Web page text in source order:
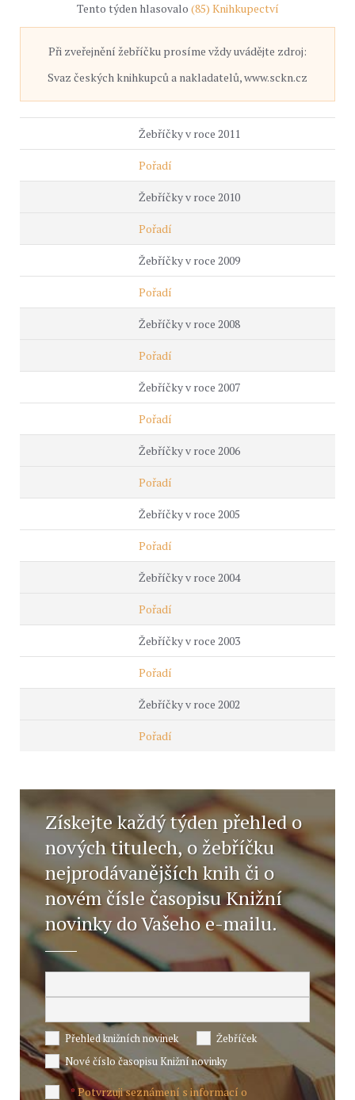
Tento týden hlasovalo (85) Knihkupectví
Při zveřejnění žebříčku prosíme vždy uvádějte zdroj:
Svaz českých knihkupců a nakladatelů, www.sckn.cz
Žebříčky v roce 2011
Pořadí
Žebříčky v roce 2010
Pořadí
Žebříčky v roce 2009
Pořadí
Žebříčky v roce 2008
Pořadí
Žebříčky v roce 2007
Pořadí
Žebříčky v roce 2006
Pořadí
Žebříčky v roce 2005
Pořadí
Žebříčky v roce 2004
Pořadí
Žebříčky v roce 2003
Pořadí
Žebříčky v roce 2002
Pořadí
Získejte každý týden přehled o
nových titulech, o žebříčku
nejprodávanějších knih či o
novém čísle časopisu Knižní
novinky do Vašeho e-mailu.
Přehled knižních novinek
Žebříček
Nové číslo časopisu Knižní novinky
*Potvrzuji seznámení s informací o